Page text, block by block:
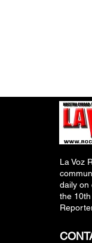
La Voz
daily on
the